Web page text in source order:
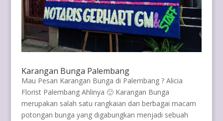
Karangan Bunga Palembang
Mau Pesan Karangan Bunga di Palembang ? Alicia
Florist Palembang Ahlinya 🙂 Karangan Bunga
merupakan salah satu rangkaian dari berbagai macam
potongan bunga yang digabungkan menjadi sebuah